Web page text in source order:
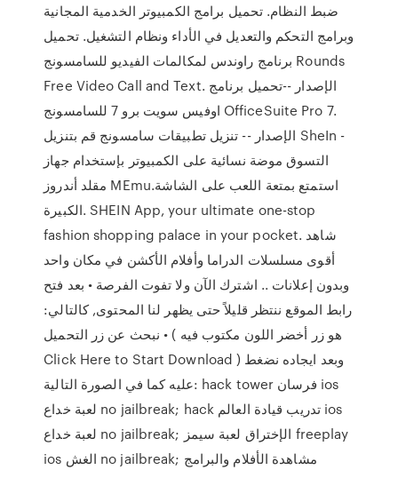
ضبط النظام. تحميل برامج الكمبيوتر الخدمية المجانية
وبرامج التحكم والتعديل في الأداء ونظام التشغيل. تحميل
برنامج راوندس لمكالمات الفيديو للسامسونج Rounds
Free Video Call and Text. الإصدار --تحميل برنامج
اوفيس سويت برو 7 للسامسونج OfficeSuite Pro 7.
الإصدار -- تنزيل تطبيقات سامسونج قم بتنزيل SheIn -
التسوق موضة نسائية على الكمبيوتر بإستخدام جهاز
مقلد أندروز MEmu.استمتع بمتعة اللعب على الشاشة
الكبيرة. SHEIN App, your ultimate one-stop
fashion shopping palace in your pocket. شاهد
أقوى مسلسلات الدراما وأفلام الأكشن في مكان واحد
وبدون إعلانات .. اشترك الآن ولا تفوت الفرصة • بعد فتح
رابط الموقع ننتظر قليلاً حتى يظهر لنا المحتوى, كالتالي:
• نبحث عن زر التحميل ( هو زر أخضر اللون مكتوب فيه
Click Here to Start Download ) وبعد ايجاده نضغط
عليه كما في الصورة التالية: hack tower فرسان ios
لعبة خداع no jailbreak; hack تدريب قيادة العالم ios
لعبة خداع no jailbreak; الإختراق لعبة سيمز freeplay
ios الغش no jailbreak; مشاهدة الأفلام والبرامج